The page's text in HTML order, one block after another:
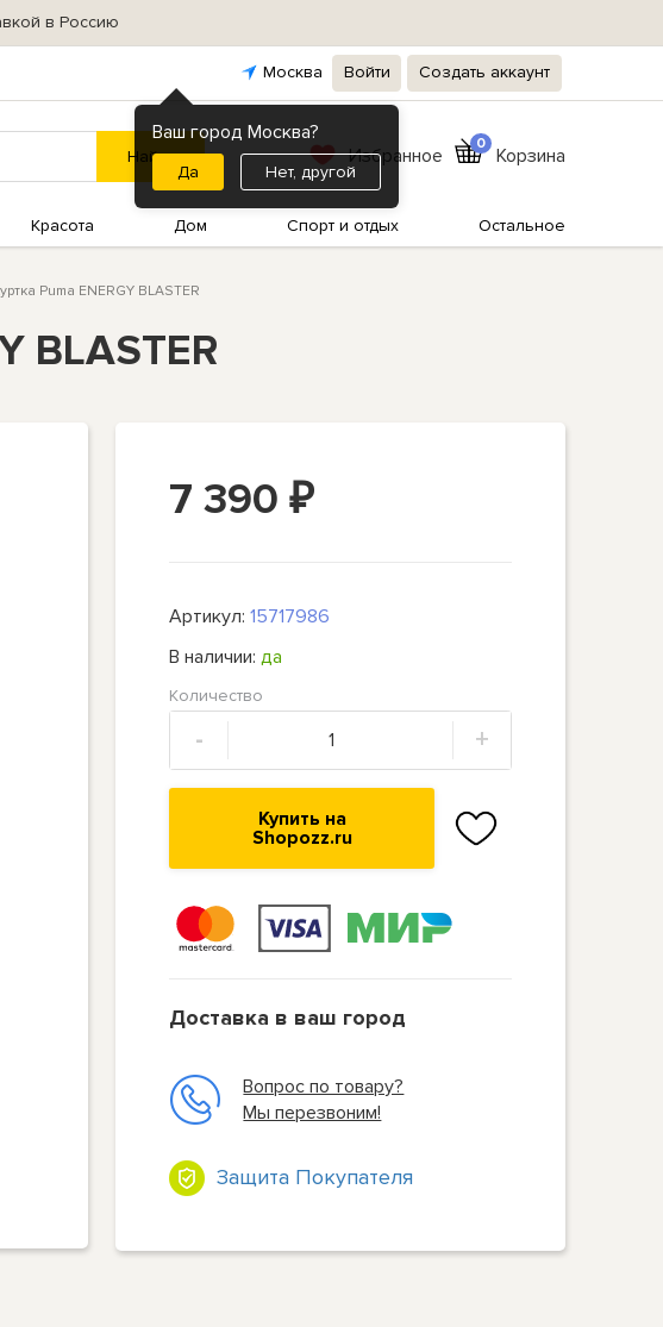
в Россию
Москва
Ваш город Москва?
Нет, другой
Войти Создать аккаунт
Избранное
0
Корзина
Красота Дом Спорт и отдых Остальное
Puma ENERGY BLASTER
BLASTER
7 390₽
Артикул:15717986
В наличии:да
Количество
- +
Купить на
Shopozz.ru
Доставка в ваш город
Вопрос по товару?
Мы перезвоним!
Защита Покупателя